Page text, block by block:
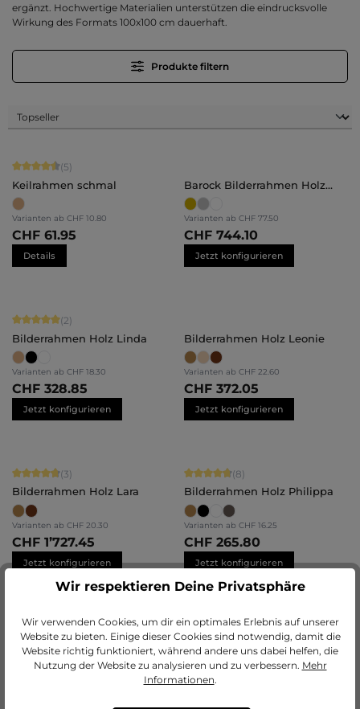
ergänzt. Hochwertige Materialien unterstützen die eindrucksvolle
Wirkung des Formats 100x100 cm dauerhaft.
Produkte filtern
Durchschnittliche Bewertung von 4.6 von 5 Sternen
(5)
Keilrahmen schmal
Varianten ab CHF 10.80
CHF 61.95
Details
Barock Bilderrahmen Holz
Victoria
Varianten ab CHF 77.50
CHF 744.10
Jetzt konfigurieren
Durchschnittliche Bewertung von 5 von 5 Sternen
(2)
Bilderrahmen Holz Linda
Varianten ab CHF 18.30
CHF 328.85
Jetzt konfigurieren
Bilderrahmen Holz Leonie
Varianten ab CHF 22.60
CHF 372.05
Jetzt konfigurieren
Durchschnittliche Bewertung von 4.67 von 5 Sternen
(3)
Bilderrahmen Holz Lara
Varianten ab CHF 20.30
CHF 1’727.45
Jetzt konfigurieren
Durchschnittliche Bewertung von
(8)
Bilderrahmen Holz Philippa
Varianten ab CHF 16.25
CHF 265.80
Jetzt konfigurieren
Durchschnittliche Bewertung von 5 von 5 Sternen
(11)
Barock Bilderrahmen Holz
Olivia
Keilrahmen breit
Varianten ab
Wir respektieren Deine Privatsphäre
Wir verwenden Cookies, um dir ein optimales Erlebnis auf unserer
Website zu bieten. Einige dieser Cookies sind notwendig, damit die
Website richtig funktioniert, während andere uns dabei helfen, die
Nutzung der Website zu analysieren und zu verbessern. Mehr
Informationen.